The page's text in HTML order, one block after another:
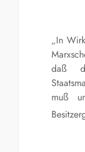
„In
daß
muß